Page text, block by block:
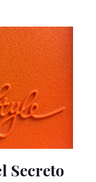
Secreto